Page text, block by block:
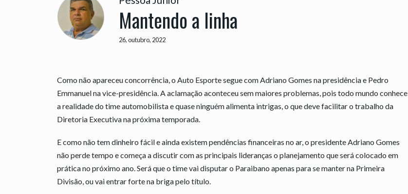
Mantendo a linha
26, outubro, 2022
Como não apareceu concorrência, o Auto Esporte segue com Adriano Gomes na presidência e Pedro
Emmanuel na vice-presidência. A aclamação aconteceu sem maiores problemas, pois todo mundo conhece
a realidade do time automobilista e quase ninguém alimenta intrigas, o que deve facilitar o trabalho da
Diretoria Executiva na próxima temporada.
E como não tem dinheiro fácil e ainda existem pendências financeiras no ar, o presidente Adriano Gomes
não perde tempo e começa a discutir com as principais lideranças o planejamento que será colocado em
prática no próximo ano. Será que o time vai disputar o Paraibano apenas para se manter na Primeira
Divisão, ou vai entrar forte na briga pelo título.